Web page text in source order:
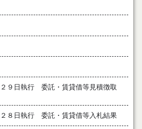
９日執行 委託・賃貸借等見積徴取
８日執行 委託・賃貸借等入札結果